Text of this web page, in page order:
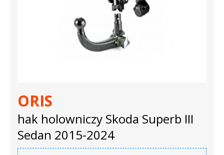
ORIS
hak holowniczy Skoda Superb III
Sedan 2015-2024